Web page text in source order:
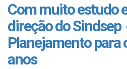
Com muito estudo
direção do
Planejamento para
anos